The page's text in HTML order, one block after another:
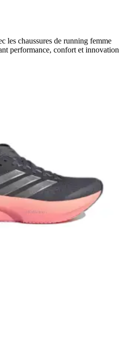
les chaussures de running femme
performance, confort et innovation